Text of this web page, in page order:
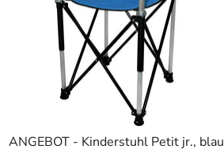
ANGEBOT - Kinderstuhl Petit jr., blau